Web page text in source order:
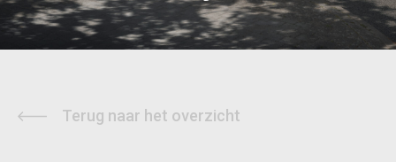
Terug naar het overzicht